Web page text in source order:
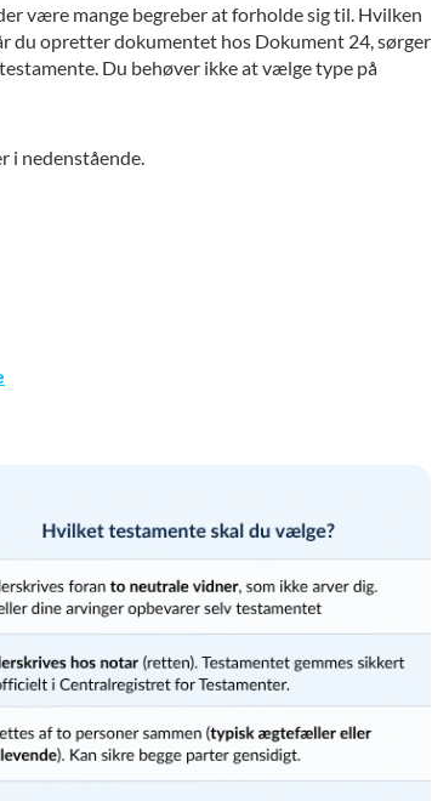
være mange begreber at forholde sig til. Hvilken
du opretter dokumentet hos Dokument 24, sørger
Du behøver ikke at vælge type på
i nedenstående.